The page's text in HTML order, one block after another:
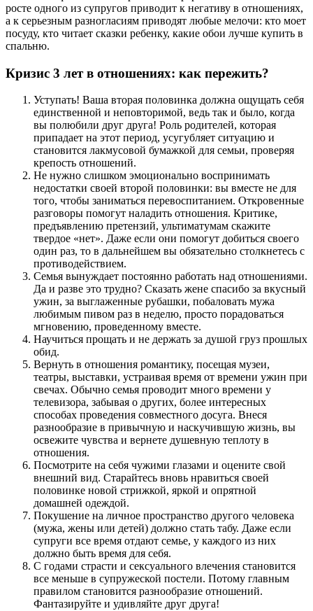
росте одного из супругов приводит к негативу в отношениях,
а к серьезным разногласиям приводят любые мелочи: кто моет
посуду, кто читает сказки ребенку, какие обои лучше купить в
спальню.
Кризис 3 лет в отношениях: как пережить?
Уступать! Ваша вторая половинка должна ощущать себя
единственной и неповторимой, ведь так и было, когда
вы полюбили друг друга! Роль родителей, которая
припадает на этот период, усугубляет ситуацию и
становится лакмусовой бумажкой для семьи, проверяя
крепость отношений.
Не нужно слишком эмоционально воспринимать
недостатки своей второй половинки: вы вместе не для
того, чтобы заниматься перевоспитанием. Откровенные
разговоры помогут наладить отношения. Критике,
предъявлению претензий, ультиматумам скажите
твердое «нет». Даже если они помогут добиться своего
один раз, то в дальнейшем вы обязательно столкнетесь с
противодействием.
Семья вынуждает постоянно работать над отношениями.
Да и разве это трудно? Сказать жене спасибо за вкусный
ужин, за выглаженные рубашки, побаловать мужа
любимым пивом раз в неделю, просто порадоваться
мгновению, проведенному вместе.
Научиться прощать и не держать за душой груз прошлых
обид.
Вернуть в отношения романтику, посещая музеи,
театры, выставки, устраивая время от времени ужин при
свечах. Обычно семья проводит много времени у
телевизора, забывая о других, более интересных
способах проведения совместного досуга. Внеся
разнообразие в привычную и наскучившую жизнь, вы
освежите чувства и вернете душевную теплоту в
отношения.
Посмотрите на себя чужими глазами и оцените свой
внешний вид. Старайтесь вновь нравиться своей
половинке новой стрижкой, яркой и опрятной
домашней одеждой.
Покушение на личное пространство другого человека
(мужа, жены или детей) должно стать табу. Даже если
супруги все время отдают семье, у каждого из них
должно быть время для себя.
С годами страсти и сексуального влечения становится
все меньше в супружеской постели. Потому главным
правилом становится разнообразие отношений.
Фантазируйте и удивляйте друг друга!